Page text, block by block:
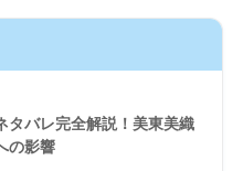
タバレ完全解説！美東美織
の影響